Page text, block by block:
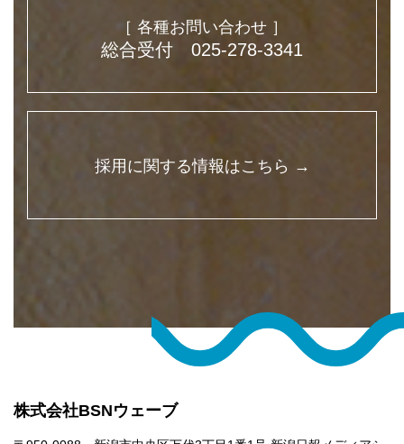
［ 各種お問い合わせ ］
総合受付 025-278-3341
採用に関する情報はこちら →
株式会社BSNウェーブ